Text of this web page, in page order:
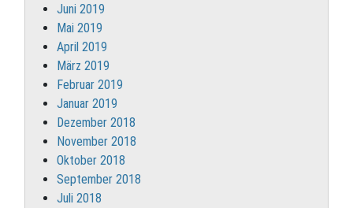
Juni 2019
Mai 2019
April 2019
März 2019
Februar 2019
Januar 2019
Dezember 2018
November 2018
Oktober 2018
September 2018
Juli 2018